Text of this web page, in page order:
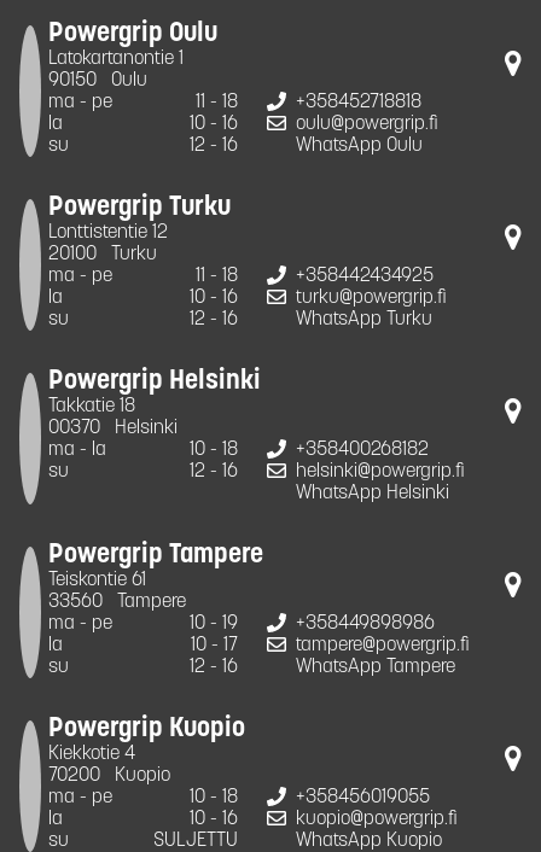
Powergrip Oulu
Latokartanontie 1
90150
Oulu
ma - pe
11 - 18
la
10 - 16
su
12 - 16
+358452718818
oulu@powergrip.fi
WhatsApp Oulu
Powergrip Turku
Lonttistentie 12
20100
Turku
ma - pe
11 - 18
la
10 - 16
su
12 - 16
+358442434925
turku@powergrip.fi
WhatsApp Turku
Powergrip Helsinki
Takkatie 18
00370
Helsinki
ma - la
10 - 18
su
12 - 16
+358400268182
helsinki@powergrip.fi
WhatsApp Helsinki
Powergrip Tampere
Teiskontie 61
33560
Tampere
ma - pe
10 - 19
la
10 - 17
su
12 - 16
+358449898986
tampere@powergrip.fi
WhatsApp Tampere
Powergrip Kuopio
Kiekkotie 4
70200
Kuopio
ma - pe
10 - 18
la
10 - 16
su
SULJETTU
+358456019055
kuopio@powergrip.fi
WhatsApp Kuopio